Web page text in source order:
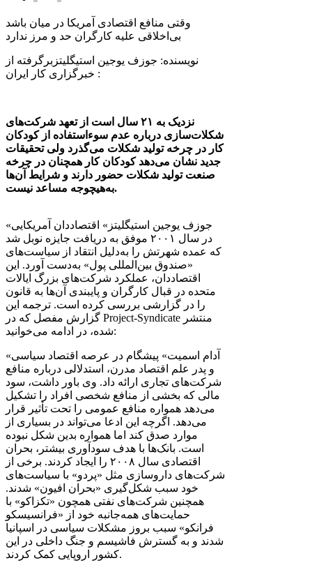
وقتی منافع اقتصادی آمریکا در میان باشد
بی‌اخلاقی‌ علیه کارگران حد و مرز ندارد
نویسنده: جوزف یوجین استیگلیتزبرگرفته از
: خبرگزاری کار ایران
نزدیک به ۲۱ سال است از تعهد شرکت‌های
شکلات‌سازی درباره‌ عدم سوءاستفاده از کودکان
کار در چرخه تولید شکلات می‌گذرد ولی تحقیقات
جدید نشان می‌دهد کودکان کار همچنان در چرخه
صنعت تولید شکلات حضور دارند و شرایط آن‌ها
به‌هیچوجه مساعد نیست.
«جوزف یوجین استیگلیتز» اقتصاددان آمریکایی
در سال ۲۰۰۱ موفق به دریافت جایزه نوبل شد
که عمده شهرتش را به‌دلیل انتقاد از سیاست‌های
«صندوق بین‌المللی پول» به‌دست آورد. این
اقتصاددان، عملکرد شرکت‌های بزرگ ایالات
متحده در قبال کارگران و پایبندی آن‌ها به قانون
را در گزارشی بررسی کرده است. ترجمه این
گزارش مفصل که در Project-Syndicate منتشر
شده، در ادامه می‌خوانید:
«آدام اسمیت» پیشگام در عرصه اقتصاد سیاسی
و پدر علم اقتصاد مدرن، استدلالی درباره منافع
شرکت‌های تجاری ارائه داد. وی باور داشت، سود
مالی که بخشی از منافع شخصی افراد را تشکیل
می‌دهد همواره منافع عمومی را تحت تأثیر قرار
می‌دهد. اگرچه این ادعا می‌تواند در بسیاری از
موارد صدق کند اما همواره بدین شکل نبوده
است. بانک‌ها با هدف سودآوری بیشتر، بحران
اقتصادی سال ۲۰۰۸ را ایجاد کردند. برخی از
شرکت‌های داروسازی مثل «پردو» با سیاست‌های
خود سبب شکل‌گیری «بحران افیون» شدند.
همچنین شرکت‌های نفتی همچون «تکزاکو» با
حمایت‌های همه‌جانبه خود از «فرانسیسکو
فرانکو» سبب بروز مشکلات سیاسی در اسپانیا
شدند و به گسترش فاشیسم و جنگ داخلی در این
کشور اروپایی کمک کردند.